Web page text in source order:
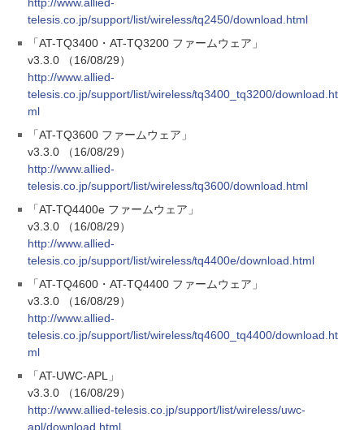
telesis.co.jp/support/list/wireless/tq2450/download.html
「AT-TQ3400・AT-TQ3200 ファームウェア」
v3.3.0 （16/08/29）
http://www.allied-
telesis.co.jp/support/list/wireless/tq3400_tq3200/download.ht
ml
「AT-TQ3600 ファームウェア」
v3.3.0 （16/08/29）
http://www.allied-
telesis.co.jp/support/list/wireless/tq3600/download.html
「AT-TQ4400e ファームウェア」
v3.3.0 （16/08/29）
http://www.allied-
telesis.co.jp/support/list/wireless/tq4400e/download.html
「AT-TQ4600・AT-TQ4400 ファームウェア」
v3.3.0 （16/08/29）
http://www.allied-
telesis.co.jp/support/list/wireless/tq4600_tq4400/download.ht
ml
「AT-UWC-APL」
v3.3.0 （16/08/29）
http://www.allied-telesis.co.jp/support/list/wireless/uwc-
apl/download.html